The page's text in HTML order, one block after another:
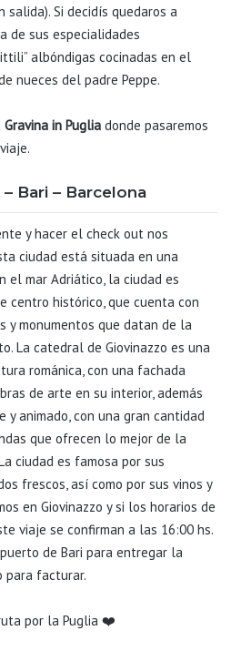
Si decidís quedaros a
de sus especialidades
albóndigas cocinadas en el
nueces del padre Peppe.
Gravina in Puglia donde pasaremos
Bari – Barcelona
y hacer el check out nos
ciudad está situada en una
el mar Adriático, la ciudad es
centro histórico, que cuenta con
y monumentos que datan de la
La catedral de Giovinazzo es una
románica, con una fachada
de arte en su interior, además
animado, con una gran cantidad
que ofrecen lo mejor de la
ciudad es famosa por sus
frescos, así como por sus vinos y
en Giovinazzo y si los horarios de
viaje se confirman a las 16:00 hs.
de Bari para entregar la
para facturar.
por la Puglia ❤️